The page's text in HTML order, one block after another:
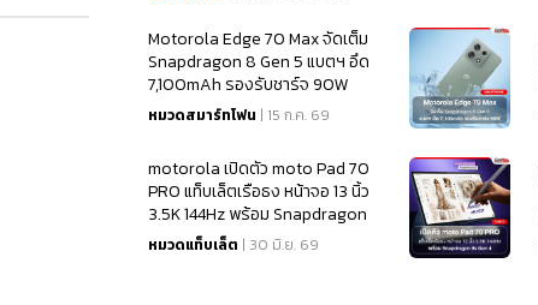
Motorola Edge 70 Max จัดเต็ม
Snapdragon 8 Gen 5 แบตฯ อึด
7,100mAh รองรับชาร์จ 90W
หมวดสมาร์ทโฟน | 15 ก.ค. 69
motorola เปิดตัว moto Pad 70
PRO แท็บเล็ตเรือธง หน้าจอ 13 นิ้ว
3.5K 144Hz พร้อม Snapdragon
8s Gen 4
หมวดแท็บเล็ต | 30 มิ.ย. 69